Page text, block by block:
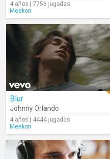
4 años | 7756 jugadas
Meekon
Blur
Johnny Orlando
4 años | 4444 jugadas
Meekon